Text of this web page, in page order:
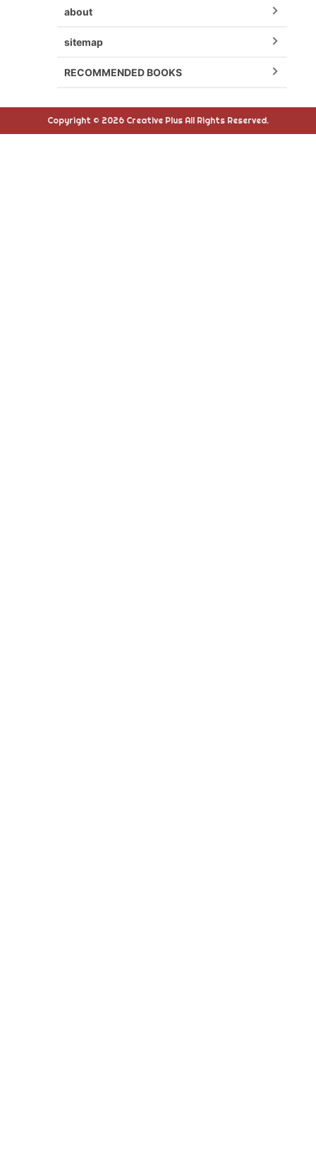
about
sitemap
RECOMMENDED BOOKS
Copyright © 2026 Creative Plus All Rights Reserved.